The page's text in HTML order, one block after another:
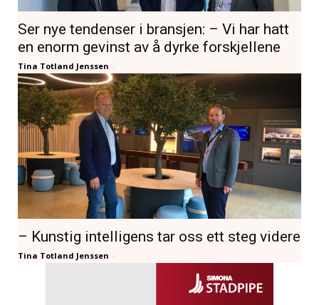
Ser nye tendenser i bransjen: – Vi har hatt
en enorm gevinst av å dyrke forskjellene
Tina Totland Jenssen -
– Kunstig intelligens tar oss ett steg videre
Tina Totland Jenssen -